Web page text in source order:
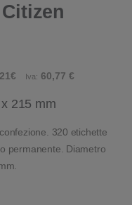
Iva: 60,77 €
215 mm
320 etichette
permanente. Diametro